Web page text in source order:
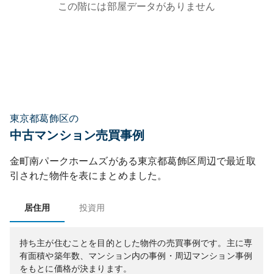
この階には部屋データがありません
東京都葛飾区の
中古マンション売買事例
金町南パークホームズがある東京都葛飾区周辺で最近取
引された物件を表にまとめました。
居住用 投資用
持ち主が住むことを目的とした物件の売買事例です。 主に専
有面積や築年数、マンション内の事例・周辺マンション事例
をもとに価格が決まります。